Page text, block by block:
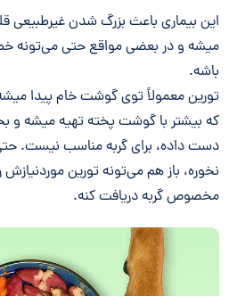
این بیماری باعث بزرگ شدن غیرطبیعی
میشه و در بعضی مواقع حتی می‌تونه
باشه.
تورین معمولاً توی گوشت خام پیدا
که بیشتر با گوشت پخته تهیه میشه و
دست داده، برای گربه مناسب نیست.
نخوره، باز هم می‌تونه تورین
مخصوص گربه دریافت کنه.